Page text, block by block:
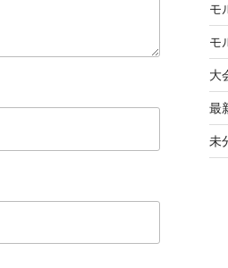
モ
モ
大
最
未